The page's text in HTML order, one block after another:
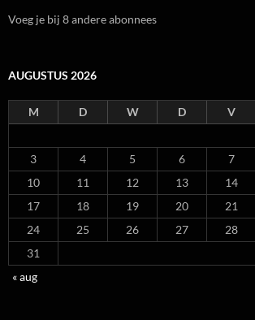
Voeg je bij 8 andere abonnees
AUGUSTUS 2026
M D W D V
3
4 5 6 7
10
11 12 13 14
17
18 19 20 21
24
25 26 27 28
31
« aug